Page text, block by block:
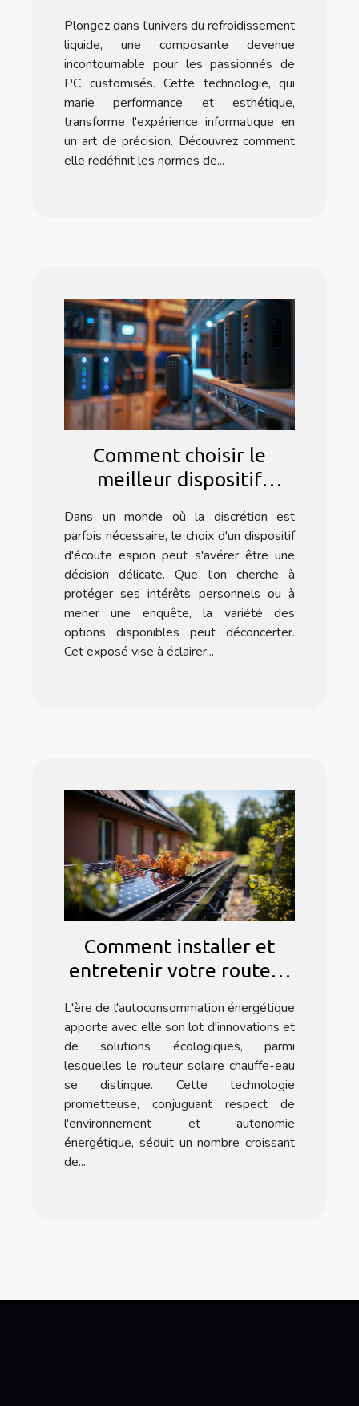
Plongez dans l'univers du refroidissement
liquide, une composante devenue
incontournable pour les passionnés de
PC customisés. Cette technologie, qui
marie performance et esthétique,
transforme l'expérience informatique en
un art de précision. Découvrez comment
elle redéfinit les normes de...
Comment choisir le
meilleur dispositif
besoins
Dans un monde où la discrétion est
parfois nécessaire, le choix d'un dispositif
d'écoute espion peut s'avérer être une
décision délicate. Que l'on cherche à
protéger ses intérêts personnels ou à
mener une enquête, la variété des
options disponibles peut déconcerter.
Cet exposé vise à éclairer...
Comment installer et
entretenir votre routeur
une efficacité optimale
L'ère de l'autoconsommation énergétique
apporte avec elle son lot d'innovations et
de solutions écologiques, parmi
lesquelles le routeur solaire chauffe-eau
se distingue. Cette technologie
prometteuse, conjuguant respect de
l'environnement et autonomie
énergétique, séduit un nombre croissant
de...